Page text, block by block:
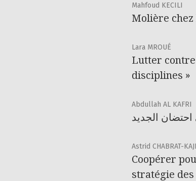
Mahfoud KECILI
Molière chez
Lara MROUÉ
Lutter contre
disciplines »
Abdullah AL KAFRI
الجديد
Astrid CHABRAT-
Coopérer
stratégie